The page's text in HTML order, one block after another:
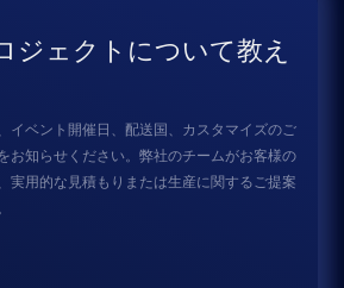
ジェクトについて教え
イベント開催日、配送国、カスタマイズのご
お知らせください。弊社のチームがお客様の
実用的な見積もりまたは生産に関するご提案